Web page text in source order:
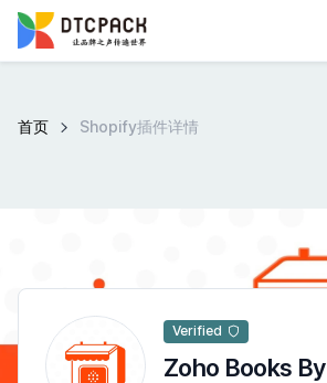
首页 Shopify插件详情
Verified
Zoho Books By